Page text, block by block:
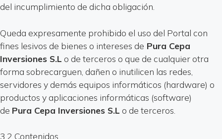
del incumplimiento de dicha obligación.
Queda expresamente prohibido el uso del Portal con
fines lesivos de bienes o intereses de Pura Cepa
Inversiones S.L o de terceros o que de cualquier otra
forma sobrecarguen, dañen o inutilicen las redes,
servidores y demás equipos informáticos (hardware) o
productos y aplicaciones informáticas (software)
de Pura Cepa Inversiones S.L o de terceros.
3.2 Contenidos